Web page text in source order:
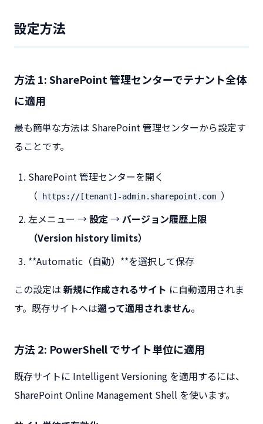
設定方法
方法 1: SharePoint 管理センターでテナント全体
に適用
最も簡単な方法は SharePoint 管理センターから設定す
ることです。
SharePoint 管理センターを開く
（
https://[tenant]-admin.sharepoint.com ）
左メニュー →設定→バージョン履歴上限
（Version history limits）
**Automatic（自動）**を選択して保存
この設定は 新規に作成されるサイト に自動適用されま
す。既存サイトへは遡って適用されません。
方法 2: PowerShell でサイト単位に適用
既存サイトに Intelligent Versioning を適用するには、
SharePoint Online Management Shell を使います。